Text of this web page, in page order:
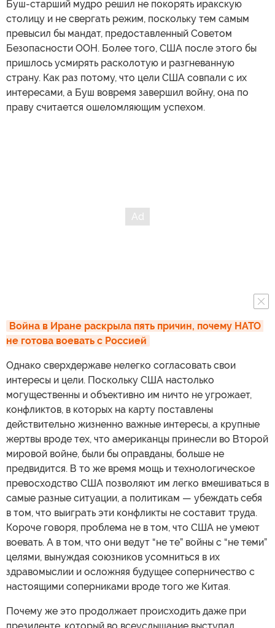
Буш-старший мудро решил не покорять иракскую
столицу и не свергать режим, поскольку тем самым
превысил бы мандат, предоставленный Советом
Безопасности ООН. Более того, США после этого бы
пришлось усмирять расколотую и разгневанную
страну. Как раз потому, что цели США совпали с их
интересами, а Буш вовремя завершил войну, она по
праву считается ошеломляющим успехом.
Война в Иране раскрыла пять причин, почему НАТО
не готова воевать с Россией
Однако сверхдержаве нелегко согласовать свои
интересы и цели. Поскольку США настолько
могущественны и объективно им ничто не угрожает,
конфликтов, в которых на карту поставлены
действительно жизненно важные интересы, а крупные
жертвы вроде тех, что американцы принесли во Второй
мировой войне, были бы оправданы, больше не
предвидится. В то же время мощь и технологическое
превосходство США позволяют им легко вмешиваться в
самые разные ситуации, а политикам — убеждать себя
в том, что выиграть эти конфликты не составит труда.
Короче говоря, проблема не в том, что США не умеют
воевать. А в том, что они ведут “не те” войны с “не теми”
целями, вынуждая союзников усомниться в их
здравомыслии и осложняя будущее соперничество с
настоящими соперниками вроде того же Китая.
Почему же это продолжает происходить даже при